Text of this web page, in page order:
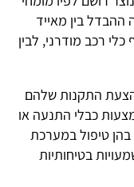
בין מאייד
רכב מודרני, לבין
התקנות שלהם
כבלי התנעה או
בהן טיפול במערכת
בטיחותיות